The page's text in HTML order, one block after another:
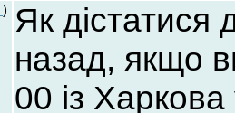
)
Як
назад, якщо
00 із